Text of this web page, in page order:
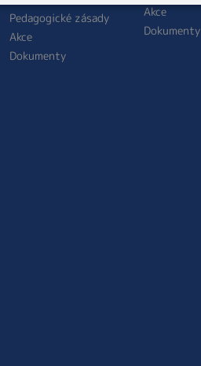
Pedagogické zásady
Akce
Dokumenty
Akce
Dokumenty